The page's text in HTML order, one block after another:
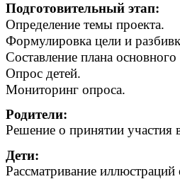
Подготовительный этап:
Определение темы проекта.
Формулировка цели и
Составление плана основного
Опрос детей.
Мониторинг опроса.
Родители:
Решение о принятии участия
Дети:
Рассматривание